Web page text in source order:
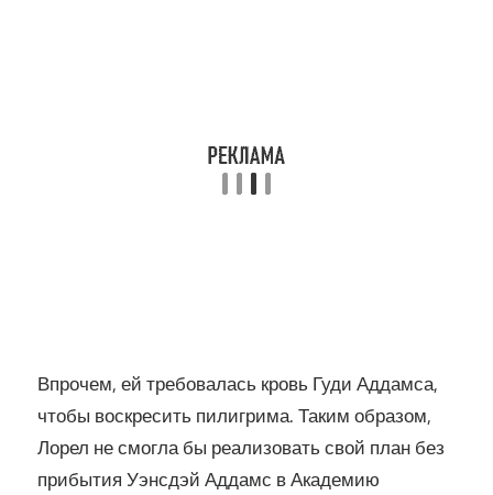
Впрочем, ей требовалась кровь Гуди Аддамса,
чтобы воскресить пилигрима. Таким образом,
Лорел не смогла бы реализовать свой план без
прибытия Уэнсдэй Аддамс в Академию